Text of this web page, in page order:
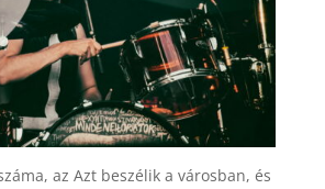
az Azt beszélik a városban, és